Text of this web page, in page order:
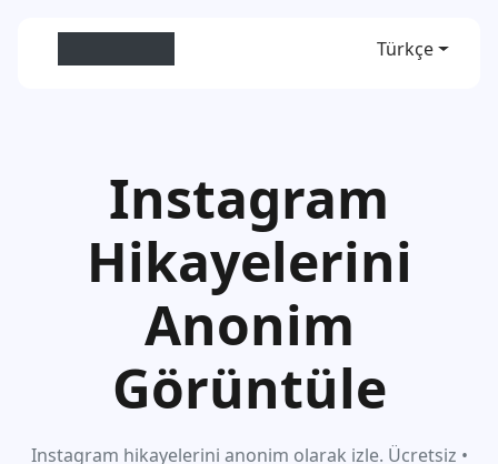
Türkçe
Instagram
Hikayelerini
Anonim
Görüntüle
Instagram hikayelerini anonim olarak izle. Ücretsiz •